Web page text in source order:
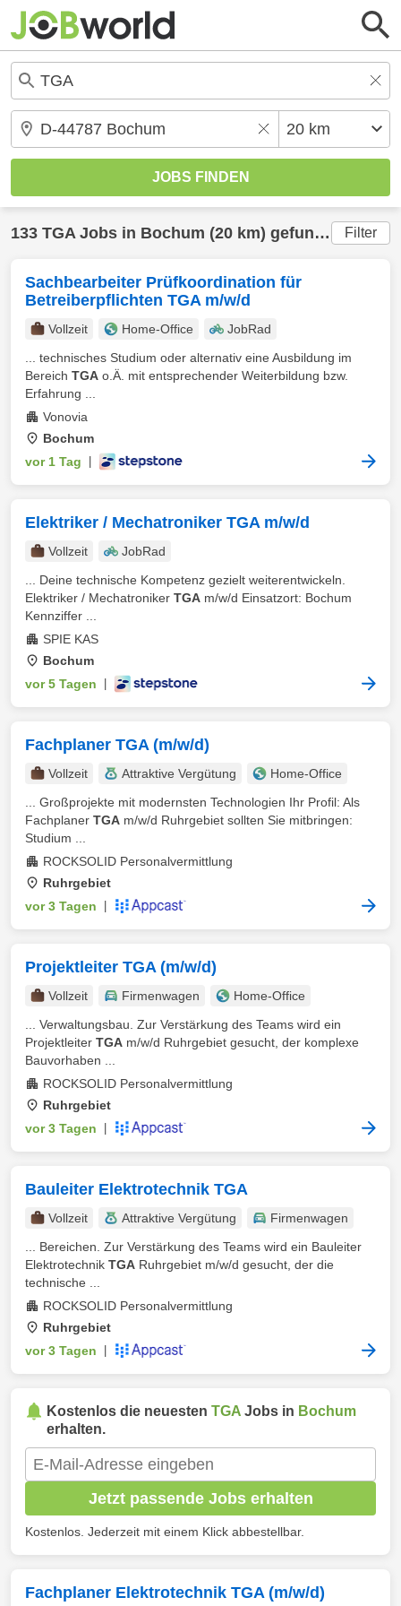
133 TGAJobs in Bochum (20 km) gefunden Filter
Sachbearbeiter Prüfkoordination für
Betreiberpflichten TGA m/w/d
Vollzeit Home-Office
JobRad
... technisches Studium oder alternativ eine Ausbildung im
Bereich TGA o.Ä. mit entsprechender Weiterbildung bzw.
Erfahrung ...
Vonovia
Bochum
vor 1 Tag
Elektriker / Mechatroniker TGA m/w/d
Vollzeit
JobRad
... Deine technische Kompetenz gezielt weiterentwickeln.
Elektriker / Mechatroniker TGA m/w/d Einsatzort: Bochum
Kennziffer ...
SPIE KAS
Bochum
vor 5 Tagen
Fachplaner TGA (m/w/d)
Vollzeit Attraktive Vergütung
Home-Office
... Großprojekte mit modernsten Technologien Ihr Profil: Als
Fachplaner TGA m/w/d Ruhrgebiet sollten Sie mitbringen:
Studium ...
ROCKSOLID Personalvermittlung
Ruhrgebiet
vor 3 Tagen
Projektleiter TGA (m/w/d)
Vollzeit Firmenwagen
Home-Office
... Verwaltungsbau. Zur Verstärkung des Teams wird ein
Projektleiter TGA m/w/d Ruhrgebiet gesucht, der komplexe
Bauvorhaben ...
ROCKSOLID Personalvermittlung
Ruhrgebiet
vor 3 Tagen
Bauleiter Elektrotechnik TGA
Vollzeit Attraktive Vergütung
Firmenwagen
... Bereichen. Zur Verstärkung des Teams wird ein Bauleiter
Elektrotechnik TGA Ruhrgebiet m/w/d gesucht, der die
technische ...
ROCKSOLID Personalvermittlung
Ruhrgebiet
vor 3 Tagen
Kostenlos die neuesten TGA Jobs in Bochum
erhalten.
Jetzt passende Jobs erhalten
Kostenlos. Jederzeit mit einem Klick abbestellbar.
Fachplaner Elektrotechnik TGA (m/w/d)